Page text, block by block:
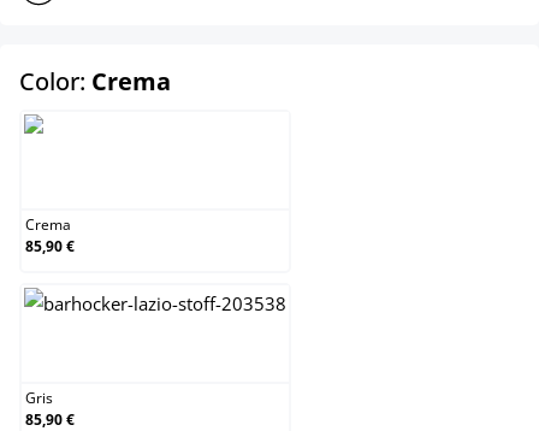
Color: Crema
Crema
85,90 €
Gris
85,90 €